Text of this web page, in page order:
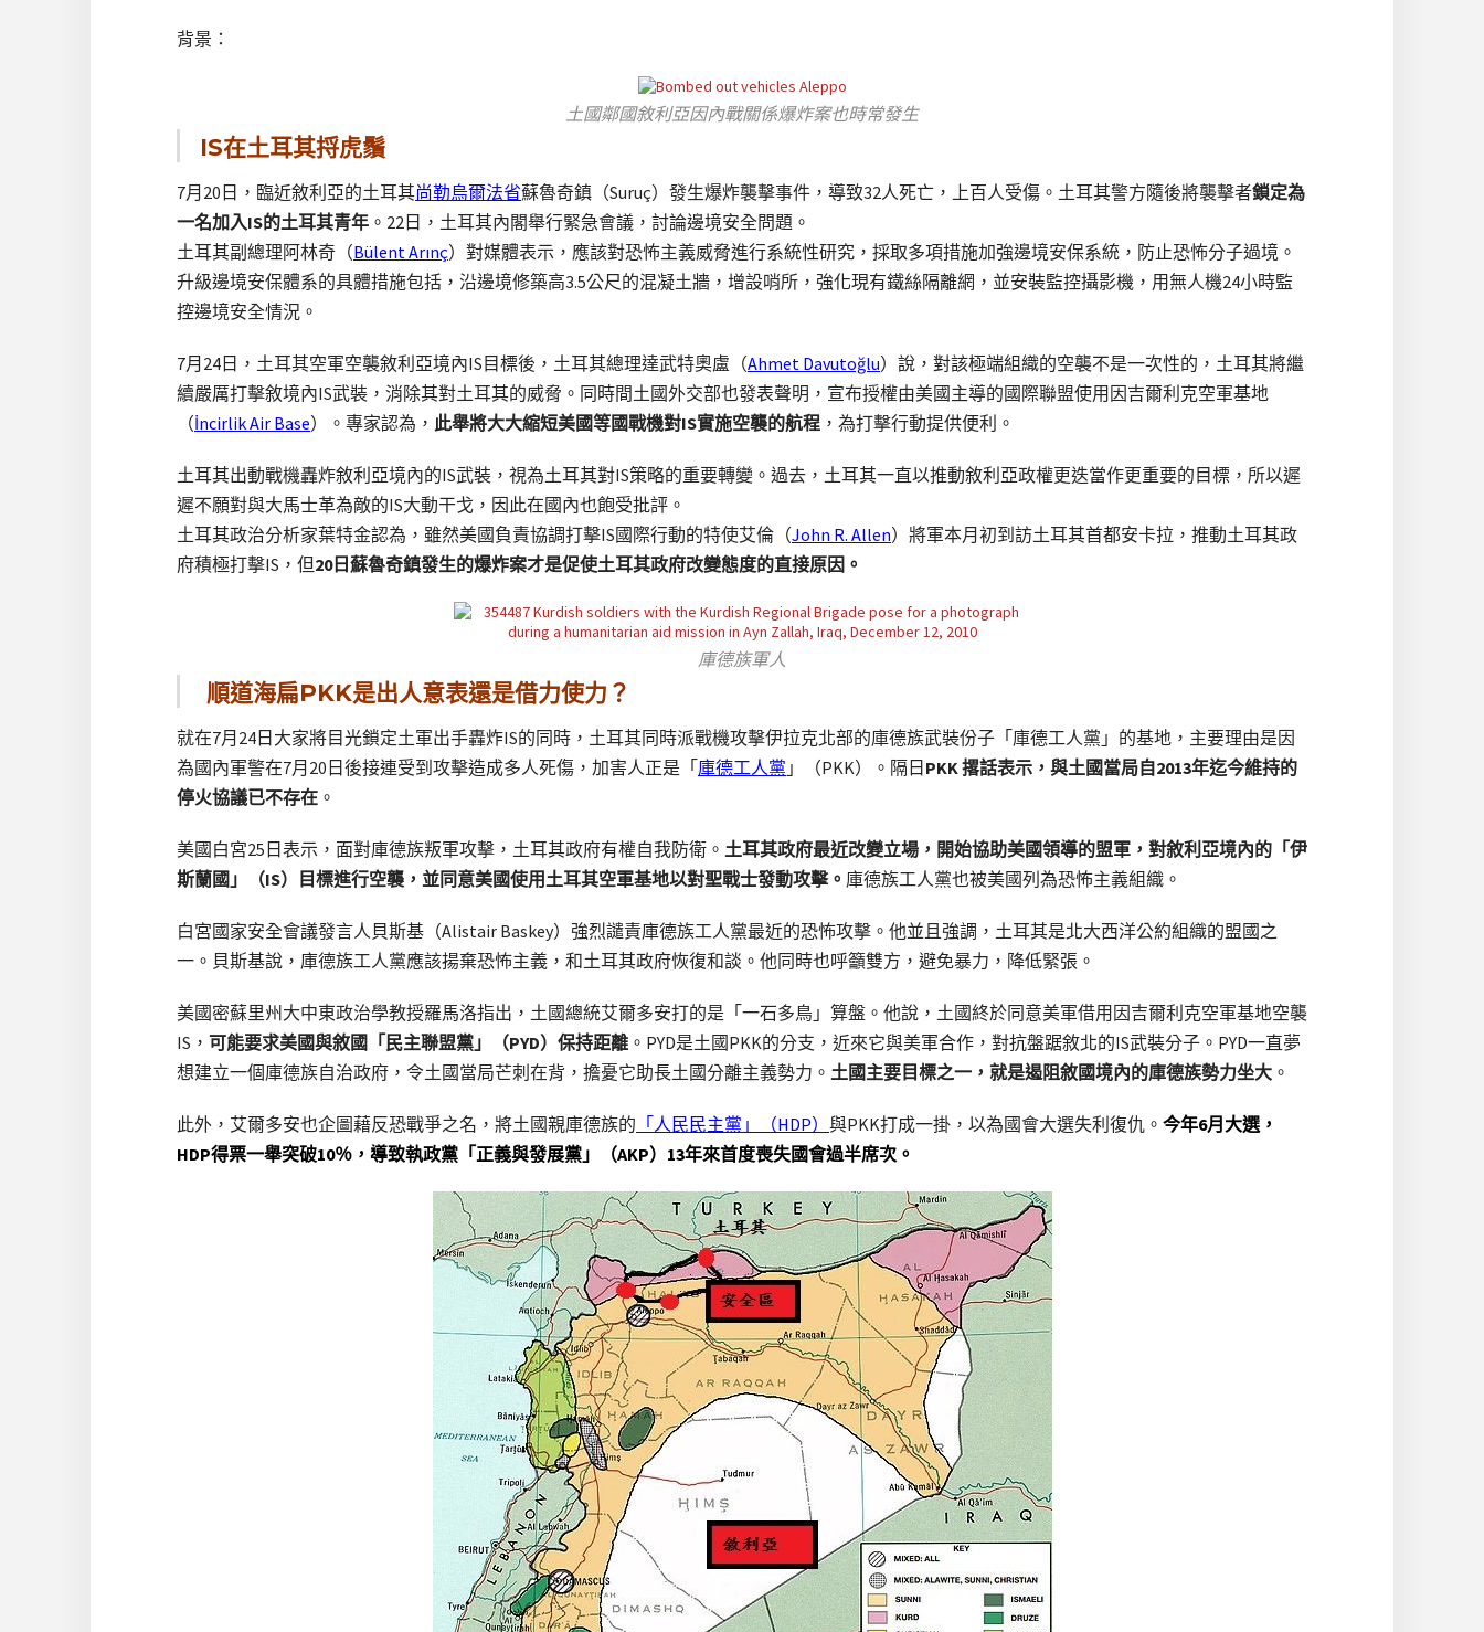
背景：
土國鄰國敘利亞因內戰關係爆炸案也時常發生
IS在土耳其捋虎鬚
7月20日，臨近敘利亞的土耳其尚勒烏爾法省蘇魯奇鎮（Suruç）發生爆炸襲擊事件，導致32人死亡，上百人受傷。土耳其警方隨後將襲擊者鎖定為
一名加入IS的土耳其青年 。22日，土耳其內閣舉行緊急會議，討論邊境安全問題。
土耳其副總理阿林奇（Bülent Arınç）對媒體表示，應該對恐怖主義威脅進行系統性研究，採取多項措施加強邊境安保系統，防止恐怖分子過境。
升級邊境安保體系的具體措施包括，沿邊境修築高3.5公尺的混凝土牆，增設哨所，強化現有鐵絲隔離網，並安裝監控攝影機，用無人機24小時監
控邊境安全情況。
7月24日，土耳其空軍空襲敘利亞境內IS目標後，土耳其總理達武特奧盧（Ahmet Davutoğlu）說，對該極端組織的空襲不是一次性的，土耳其將繼
續嚴厲打擊敘境內IS武裝，消除其對土耳其的威脅。同時間土國外交部也發表聲明，宣布授權由美國主導的國際聯盟使用因吉爾利克空軍基地
（İncirlik Air Base）。專家認為， 此舉將大大縮短美國等國戰機對IS實施空襲的航程 ，為打擊行動提供便利。
土耳其出動戰機轟炸敘利亞境內的IS武裝，視為土耳其對IS策略的重要轉變。過去，土耳其一直以推動敘利亞政權更迭當作更重要的目標，所以遲
遲不願對與大馬士革為敵的IS大動干戈，因此在國內也飽受批評。
土耳其政治分析家葉特金認為，雖然美國負責協調打擊IS國際行動的特使艾倫（John R. Allen）將軍本月初到訪土耳其首都安卡拉，推動土耳其政
府積極打擊IS，但20日蘇魯奇鎮發生的爆炸案才是促使土耳其政府改變態度的直接原因。
庫德族軍人
順道海扁PKK是出人意表還是借力使力？
就在7月24日大家將目光鎖定土軍出手轟炸IS的同時，土耳其同時派戰機攻擊伊拉克北部的庫德族武裝份子「庫德工人黨」的基地，主要理由是因
為國內軍警在7月20日後接連受到攻擊造成多人死傷，加害人正是「庫德工人黨 」（PKK）。隔日 PKK 撂話表示，與土國當局自2013年迄今維持的
停火協議已不存在 。
美國白宮25日表示，面對庫德族叛軍攻擊，土耳其政府有權自我防衛。 土耳其政府最近改變立場，開始協助美國領導的盟軍，對敘利亞境內的「伊
斯蘭國」（IS）目標進行空襲，並同意美國使用土耳其空軍基地以對聖戰士發動攻擊。 庫德族工人黨也被美國列為恐怖主義組織。
白宮國家安全會議發言人貝斯基（Alistair Baskey）強烈譴責庫德族工人黨最近的恐怖攻擊。他並且強調，土耳其是北大西洋公約組織的盟國之
一。貝斯基說，庫德族工人黨應該揚棄恐怖主義，和土耳其政府恢復和談。他同時也呼籲雙方，避免暴力，降低緊張。
美國密蘇里州大中東政治學教授羅馬洛指出，土國總統艾爾多安打的是「一石多鳥」算盤。他說，土國終於同意美軍借用因吉爾利克空軍基地空襲
IS， 可能要求美國與敘國「民主聯盟黨」（PYD）保持距離 。PYD是土國PKK的分支，近來它與美軍合作，對抗盤踞敘北的IS武裝分子。PYD一直夢
想建立一個庫德族自治政府，令土國當局芒刺在背，擔憂它助長土國分離主義勢力。 土國主要目標之一，就是遏阻敘國境內的庫德族勢力坐大 。
此外，艾爾多安也企圖藉反恐戰爭之名，將土國親庫德族的 「人民民主黨」（HDP） 與PKK打成一掛，以為國會大選失利復仇。 今年6月大選，
HDP得票一舉突破10％，導致執政黨「正義與發展黨」（AKP）13年來首度喪失國會過半席次。